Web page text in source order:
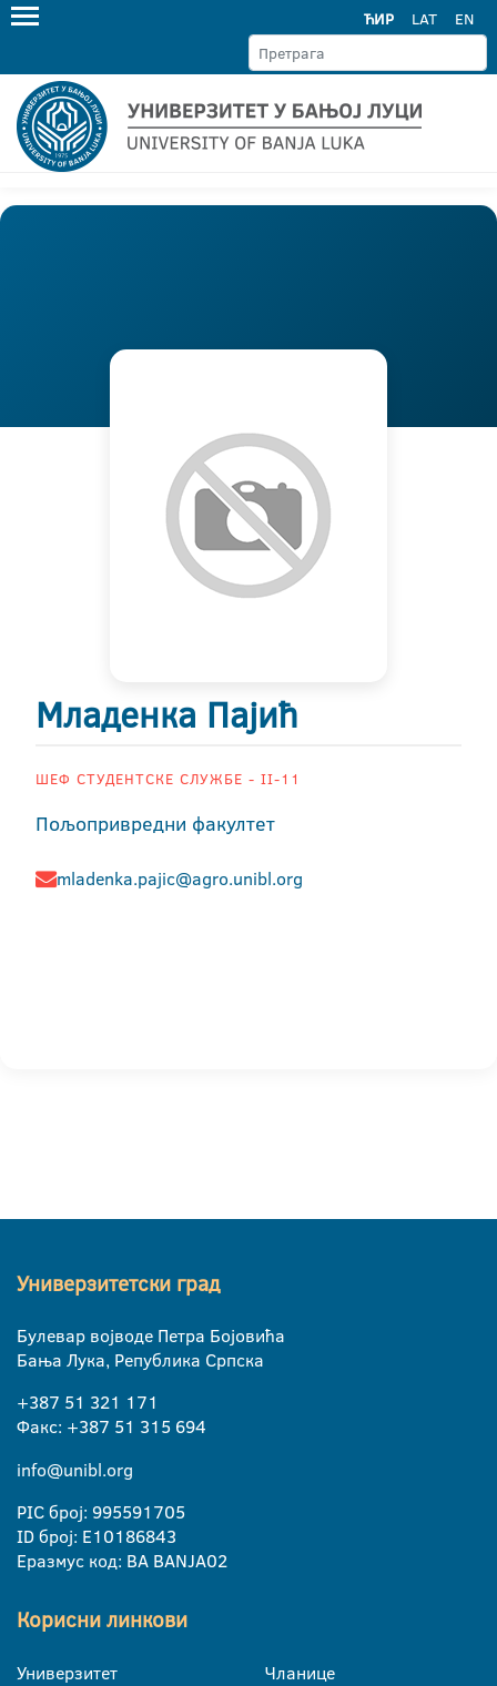
ЋИР LAT EN
Младенка Пајић
ШЕФ СТУДЕНТСКЕ СЛУЖБЕ - II-11
Пољопривредни факултет
mladenka.pajic@agro.unibl.org
Универзитетски град
Булевар војводе Петра Бојовића
Бања Лука, Република Српска
+387 51 321 171
Факс: +387 51 315 694
info@unibl.org
PIC број: 995591705
ID број: E10186843
Еразмус код: BA BANJA02
Корисни линкови
Универзитет
Чланице